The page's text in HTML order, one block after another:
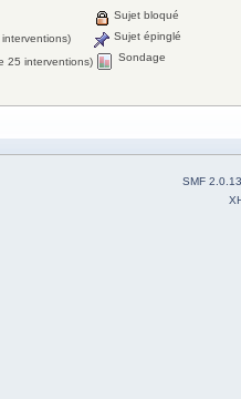
25 interventions)
Sujet bloqué
Sujet épinglé
Sondage
SMF 2.0.13